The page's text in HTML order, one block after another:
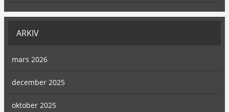
ARKIV
mars 2026
december 2025
oktober 2025